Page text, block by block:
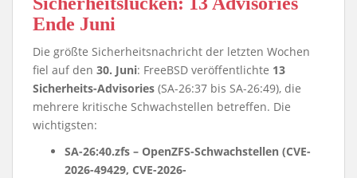
Ende Juni
Die größte Sicherheitsnachricht der letzten Wochen
fiel auf den 30. Juni: FreeBSD veröffentlichte 13
Sicherheits-Advisories (SA-26:37 bis SA-26:49), die
mehrere kritische Schwachstellen betreffen. Die
wichtigsten:
SA-26:40.zfs – OpenZFS-Schwachstellen (CVE-
2026-49429, CVE-2026-